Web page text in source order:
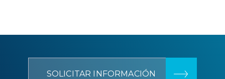
SOLICITAR INFORMACIÓN